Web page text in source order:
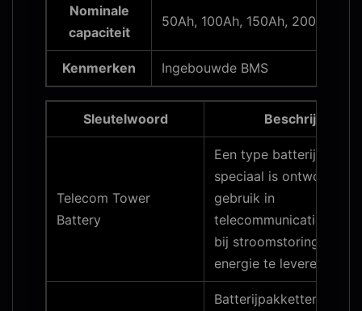
Nominale
capaciteit
50Ah, 100Ah, 150Ah, 200Ah
Kenmerken Ingebouwde BMS
Sleutelwoord Beschrijving
Telecom Tower
Battery
Een type batterij die
speciaal is ontworpen
gebruik in
bij stroomstoring
energie te leveren.
Batterijpakketten die